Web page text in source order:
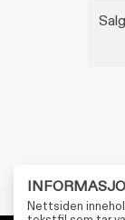
Nettsiden